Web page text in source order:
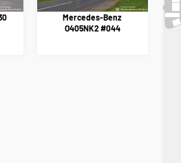
Mercedes-Benz
O405NK2 #044